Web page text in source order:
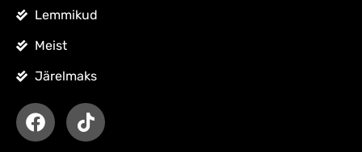
Lemmikud
Meist
Järelmaks